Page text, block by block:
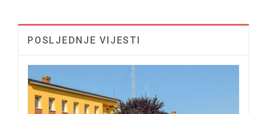
POSLJEDNJE VIJESTI